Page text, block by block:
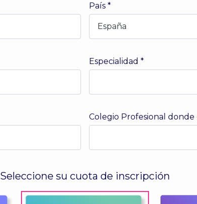
País *
Especialidad *
Colegio Profesional
Seleccione su cuota de inscripción